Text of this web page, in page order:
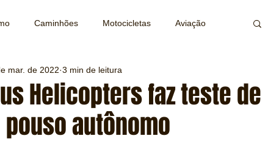
Caminhões Motocicletas Aviação
Trens e Metrô
e Comparativos Máquinas e Equipamentos
Helicopters faz teste de
autônomo
mar. de 2022 3 min de leitura